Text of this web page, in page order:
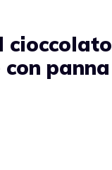
cioccolato
panna